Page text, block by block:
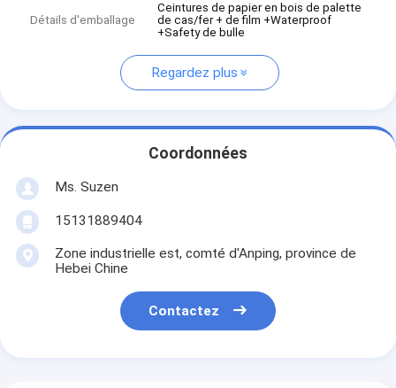
Détails d'emballage
Ceintures de papier en bois de palette
de cas/fer + de film +Waterproof
+Safety de bulle
Regardez plus
Coordonnées
Ms. Suzen
15131889404
Zone industrielle est, comté d'Anping, province de
Hebei Chine
Contactez